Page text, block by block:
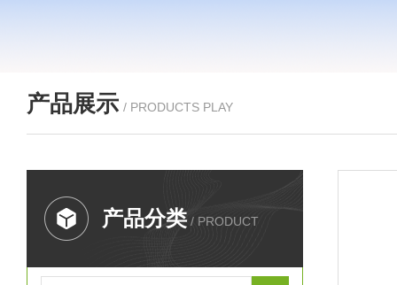
产品展示 / PRODUCTS PLAY
产品分类 / PRODUCT